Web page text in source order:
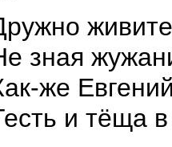
зная
же
и тёща